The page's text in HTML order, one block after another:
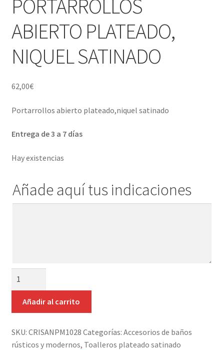
Pigmentos Porcelana y Vidrio, Mediums, material pintura
porcelana
Menaje y servicio de mesa
Regalo original
Regalo personal chico-chica
Muebles
Contacto
PORTARROLLOS
ABIERTO PLATEADO,
NIQUEL SATINADO
62,00€
Portarrollos abierto plateado,niquel satinado
Entrega de 3 a 7 días
Hay existencias
Añade aquí tus indicaciones
PLATEADO,
NIQUEL
cantidad
Añadir al carrito
SKU: CRISANPM1028 Categorías: Accesorios de baños
rústicos y modernos, Toalleros plateado satinado